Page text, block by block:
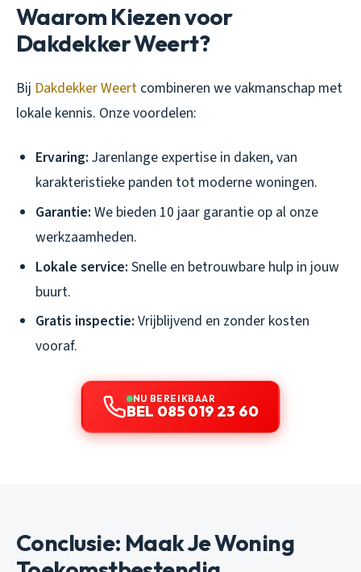
Waarom Kiezen voor
Dakdekker Weert?
Bij Dakdekker Weert combineren we vakmanschap met
lokale kennis. Onze voordelen:
Ervaring: Jarenlange expertise in daken, van
karakteristieke panden tot moderne woningen.
Garantie: We bieden 10 jaar garantie op al onze
werkzaamheden.
Lokale service: Snelle en betrouwbare hulp in jouw
buurt.
Gratis inspectie: Vrijblijvend en zonder kosten
vooraf.
NU BEREIKBAAR
BEL 085 019 23 60
Conclusie: Maak Je Woning